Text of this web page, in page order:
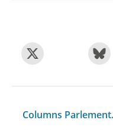
Columns